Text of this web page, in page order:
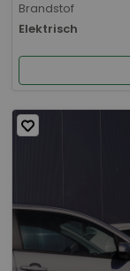
Brandstof
Elektrisch